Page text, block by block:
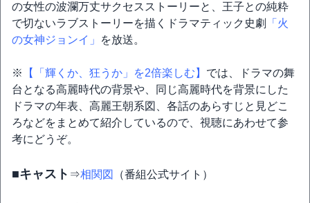
の女性の波瀾万丈サクセスストーリーと、王子との純粋
で切ないラブストーリーを描くドラマティック史劇
「火
の女神ジョンイ」
を放送。
※ 【「輝くか、狂うか」を2倍楽しむ】 では、ドラマの舞
台となる高麗時代の背景や、同じ高麗時代を背景にした
ドラマの年表、高麗王朝系図、各話のあらすじと見どこ
ろなどをまとめて紹介しているので、視聴にあわせて参
考にどうぞ。
■キャスト ⇒相関図 （番組公式サイト）